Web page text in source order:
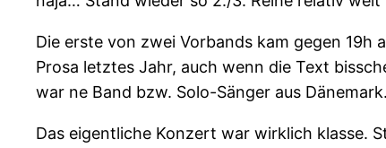
Die erste von zwei Vorbands kam gegen
Prosa letztes Jahr, auch wenn die Text
war ne Band bzw. Solo-Sänger aus
Das eigentliche Konzert war wirklich klasse.